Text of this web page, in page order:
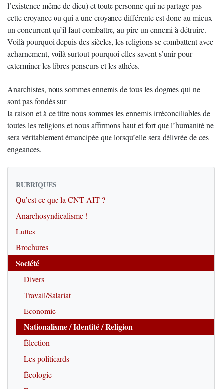
l’existence même de dieu) et toute personne qui ne partage pas
cette croyance ou qui a une croyance différente est donc au mieux
un concurrent qu’il faut combattre, au pire un ennemi à détruire.
Voilà pourquoi depuis des siècles, les religions se combattent avec
acharnement, voilà surtout pourquoi elles savent s’unir pour
exterminer les libres penseurs et les athées.
Anarchistes, nous sommes ennemis de tous les dogmes qui ne
sont pas fondés sur
la raison et à ce titre nous sommes les ennemis irréconciliables de
toutes les religions et nous affirmons haut et fort que l’humanité ne
sera véritablement émancipée que lorsqu’elle sera délivrée de ces
engeances.
RUBRIQUES
Qu’est ce que la CNT-AIT ?
Anarchosyndicalisme !
Luttes
Brochures
Société
Divers
Travail/Salariat
Economie
Nationalisme / Identité / Religion
Élection
Les politicards
Écologie